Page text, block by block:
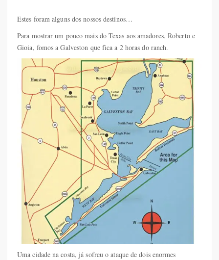
Estes foram alguns dos nossos destinos…
Para mostrar um pouco mais do Texas aos amadores, Roberto e
Gioia, fomos a Galveston que fica a 2 horas do ranch.
Uma cidade na costa, já sofreu o ataque de dois enormes